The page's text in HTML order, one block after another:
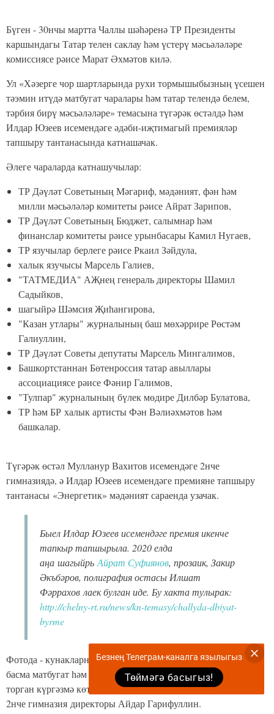
Бүген - 30нчы мартта Чаллы шәһәренә ТР Президенты
каршындагы Татар телен саклау һәм үстерү мәсьәләләре
комиссиясе рәисе Марат Әхмәтов килә.
Ул «Хәзерге чор шартларында рухи тормышыбызның үсешен
тәэмин итүдә матбугат чаралары һәм татар телендә белем,
тәрбия бирү мәсьәләләре» темасына түгәрәк өстәлдә һәм
Илдар Юзеев исемендәге әдәби-иҗтимагый премияләр
тапшыру тантанасында катнашачак.
Әлеге чараларда катнашучылар:
ТР Дәүләт Советының Мәгариф, мәдәният, фән һәм
милли мәсьәләләр комитеты рәисе Айрат Зарипов,
ТР Дәүләт Советының Бюджет, салымнар һәм
финанслар комитеты рәисе урынбасары Камил Нугаев,
ТР язучылар берлеге рәисе Ркаил Зәйдула,
халык язучысы Марсель Галиев,
"ТАТМЕДИА" АҖнең генераль директоры Шамил
Садыйков,
шагыйрә Шәмсия Җиһангирова,
"Казан утлары" журналының баш мөхәррире Рөстәм
Галиуллин,
ТР Дәүләт Советы депутаты Марсель Мингалимов,
Башкортстаннан Бөтенроссия татар авыллары
ассоциациясе рәисе Фәнир Галимов,
"Тулпар" журналының бүлек мөдире Дилбәр Булатова,
ТР һәм БР халык артисты Фән Вәлиәхмәтов һәм
башкалар.
Түгәрәк өстәл Мулланур Вахитов исемендәге 2нче
гимназиядә, ә Илдар Юзеев исемендәге премияне тапшыру
тантанасы «Энергетик» мәдәният сараенда узачак.
Быел Илдар Юзеев исемендәге премия икенче
тапкыр тапшырыла. 2020 елда
аңа шагыйрь Айрат Суфиянов, прозаик, Закир
Әкъбәров, полиграфия остасы Илшат
Фәррахов лаек булган иде. Бу хакта тулырак:
http://chelny-rt.ru/news/kn-temasy/challyda-dbiyat-
byrme
Фотода - кунакларны гимназиядә Чаллыда нәшер ителүче
басма матбугат һәм татар балаларының иҗат эшләреннән
торган күргәзмә көтә. Фото авторы - М.Вахитов исемендәге
2нче гимназия директоры Айдар Гарифуллин.
Безнең Телеграм-каналга язылыгыз
Төймәгә басыгыз!